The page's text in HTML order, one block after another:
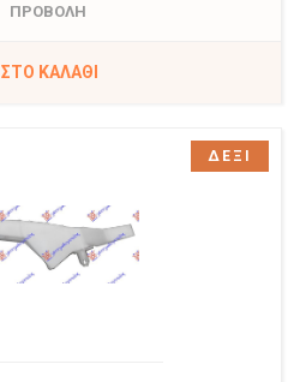
ΠΡΟΒΟΛΗ
ΣΤΟ ΚΑΛΆΘΙ
ΔΕΞΙ